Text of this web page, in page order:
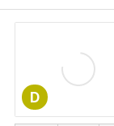
D